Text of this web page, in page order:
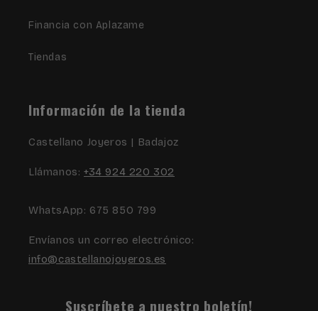
Financia con Aplazame
Tiendas
Información de la tienda
Castellano Joyeros | Badajoz
Llámanos: +34 924 220 302
WhatsApp: 675 850 799
Envíanos un correo electrónico:
info@castellanojoyeros.es
Suscríbete a nuestro boletín!